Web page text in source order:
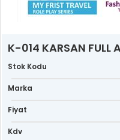
K-014 KARSAN FULL
Stok Kodu
Marka
Fiyat
Kdv